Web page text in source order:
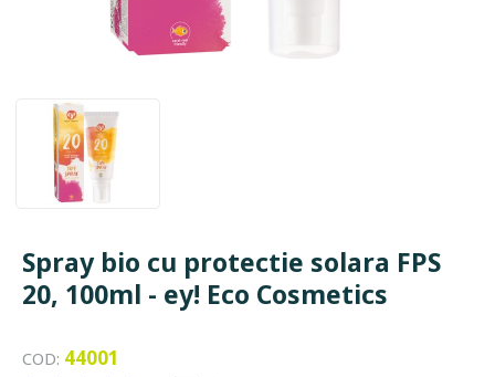
Spray bio cu protectie solara FPS
20, 100ml - ey! Eco Cosmetics
COD: 44001